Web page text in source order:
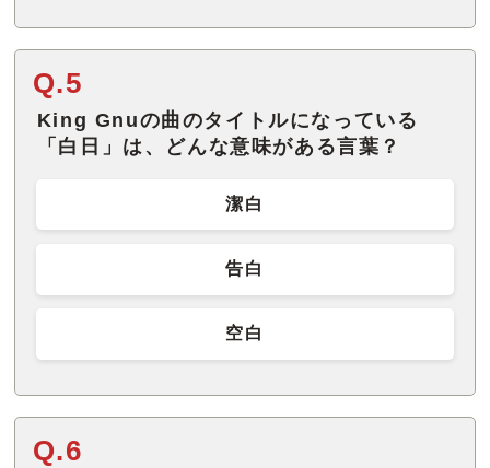
Q.5
King Gnuの曲のタイトルになっている
「白日」は、どんな意味がある言葉？
潔白
告白
空白
Q.6